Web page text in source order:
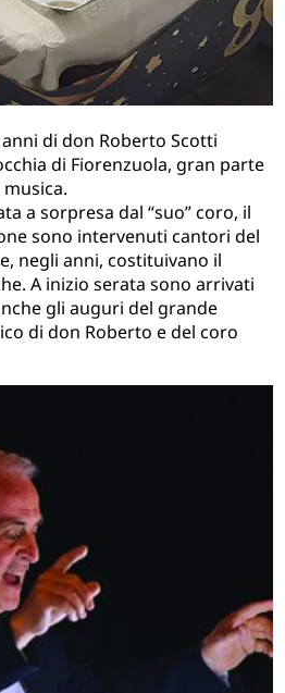
di don Roberto Scotti
di Fiorenzuola, gran parte
a sorpresa dal “suo” coro, il
sono intervenuti cantori del
negli anni, costituivano il
A inizio serata sono arrivati
gli auguri del grande
di don Roberto e del coro